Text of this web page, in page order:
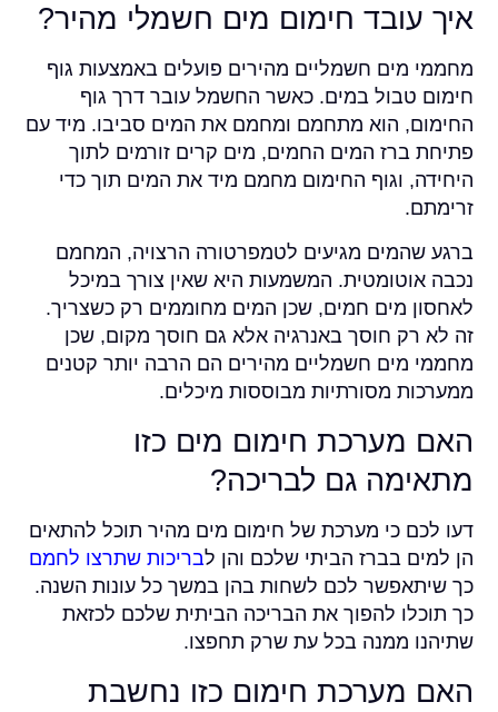
איך עובד חימום מים חשמלי מהיר?
מחממי מים חשמליים מהירים פועלים באמצעות גוף
חימום טבול במים. כאשר החשמל עובר דרך גוף
החימום, הוא מתחמם ומחמם את המים סביבו. מיד עם
פתיחת ברז המים החמים, מים קרים זורמים לתוך
היחידה, וגוף החימום מחמם מיד את המים תוך כדי
זרימתם.
ברגע שהמים מגיעים לטמפרטורה הרצויה, המחמם
נכבה אוטומטית. המשמעות היא שאין צורך במיכל
לאחסון מים חמים, שכן המים מחוממים רק כשצריך.
זה לא רק חוסך באנרגיה אלא גם חוסך מקום, שכן
מחממי מים חשמליים מהירים הם הרבה יותר קטנים
ממערכות מסורתיות מבוססות מיכלים.
האם מערכת חימום מים כזו
מתאימה גם לבריכה?
דעו לכם כי מערכת של חימום מים מהיר תוכל להתאים
הן למים בברז הביתי שלכם והן לבריכות שתרצו לחמם
כך שיתאפשר לכם לשחות בהן במשך כל עונות השנה.
כך תוכלו להפוך את הבריכה הביתית שלכם לכזאת
שתיהנו ממנה בכל עת שרק תחפצו.
האם מערכת חימום כזו נחשבת